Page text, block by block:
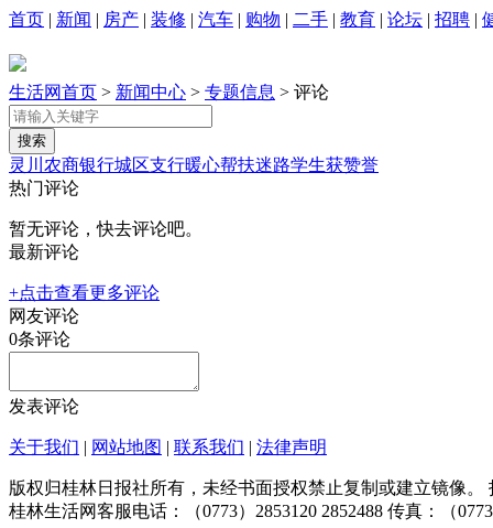
首页 | 新闻 | 房产 | 装修 | 汽车 | 购物 | 二手 | 教育 | 论坛 | 招聘 |
生活网首页 > 新闻中心 > 专题信息 > 评论
灵川农商银行城区支行暖心帮扶迷路学生获赞誉
热门评论
暂无评论，快去评论吧。
最新评论
+点击查看更多评论
网友评论
0条评论
发表评论
关于我们 | 网站地图 | 联系我们 | 法律声明
版权归桂林日报社所有，未经书面授权禁止复制或建立镜像。
桂林生活网客服电话：（0773）2853120 2852488 传真：（